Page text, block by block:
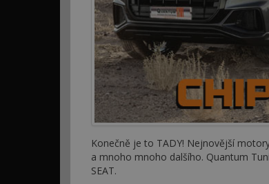
Konečně je to TADY! Nejnovější
a mnoho mnoho dalšího. Quantum
SEAT.